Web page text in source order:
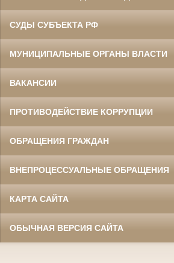
СУДЫ СУБЪЕКТА РФ
МУНИЦИПАЛЬНЫЕ ОРГАНЫ ВЛАСТИ
ВАКАНСИИ
ПРОТИВОДЕЙСТВИЕ КОРРУПЦИИ
ОБРАЩЕНИЯ ГРАЖДАН
ВНЕПРОЦЕССУАЛЬНЫЕ ОБРАЩЕНИЯ
КАРТА САЙТА
ОБЫЧНАЯ ВЕРСИЯ САЙТА